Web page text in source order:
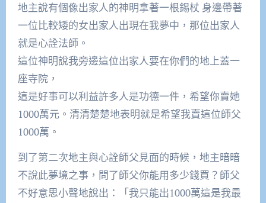
地主說有個像出家人的神明拿著一根錫杖 身邊帶著
一位比較矮的女出家人出現在我夢中，那位出家人
就是心詮法師。
這位神明說我旁邊這位出家人要在你們的地上蓋一
座寺院，
這是好事可以利益許多人是功德一件，希望你賣她
1000萬元。清清楚楚地表明就是希望我賣這位師父
1000萬。
到了第二次地主與心詮師父見面的時候，地主暗暗
不說此夢境之事，問了師父你能用多少錢買？師父
不好意思小聲地說出：「我只能出1000萬這是我最